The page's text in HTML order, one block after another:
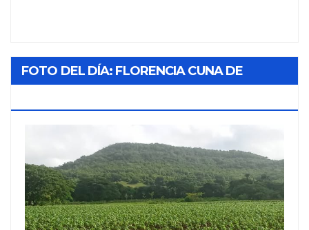
FOTO DEL DÍA: FLORENCIA CUNA DE